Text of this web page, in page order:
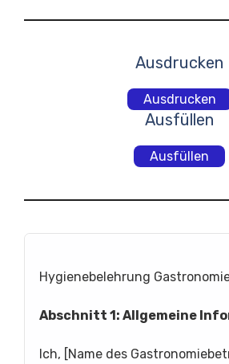
Ausdrucken
Ausdrucken
Ausfüllen
Ausfüllen
Hygienebelehrung
Abschnitt 1: Allgemeine
Ich, [Name des